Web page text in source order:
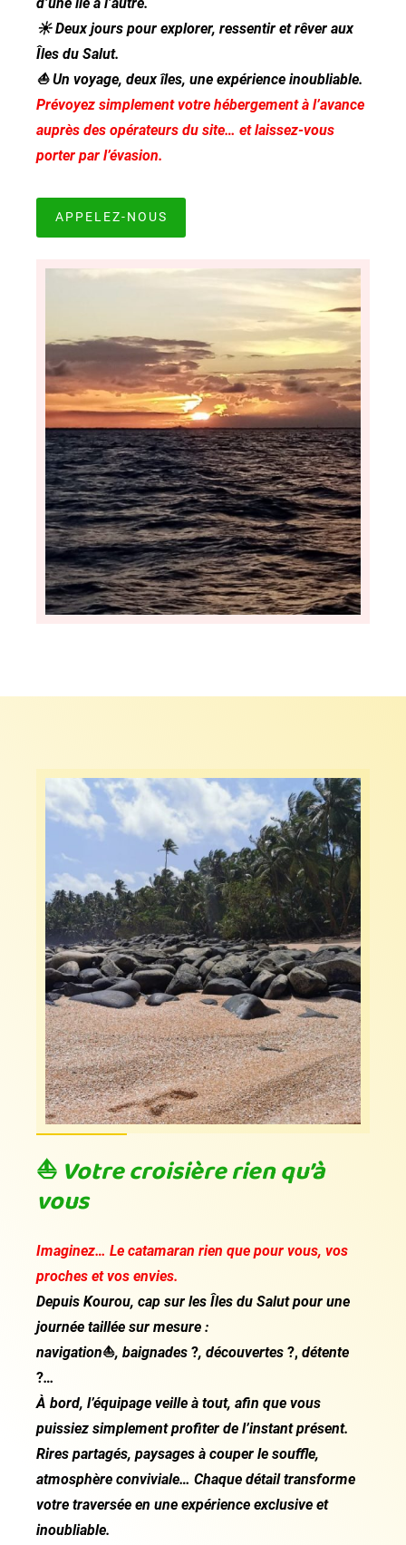
☀️ Deux jours pour explorer, ressentir et rêver aux
Îles du Salut.
⛵ Un voyage, deux îles, une expérience inoubliable.
Prévoyez simplement votre hébergement à l’avance
auprès des opérateurs du site… et laissez-vous
porter par l’évasion.
APPELEZ-NOUS
⛵ Votre croisière rien qu’à
vous
Imaginez… Le catamaran rien que pour vous, vos
proches et vos envies.
Depuis Kourou, cap sur les Îles du Salut pour une
journée taillée sur mesure :
navigation⛵, baignades ?️, découvertes ?, détente
?…
À bord, l’équipage veille à tout, afin que vous
puissiez simplement profiter de l’instant présent.
Rires partagés, paysages à couper le souffle,
atmosphère conviviale… Chaque détail transforme
votre traversée en une expérience exclusive et
inoubliable.